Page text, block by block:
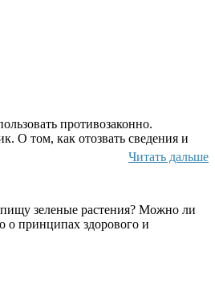
противозаконно.
О том, как отозвать сведения и
Читать дальше
зеленые растения? Можно ли
о принципах здорового и